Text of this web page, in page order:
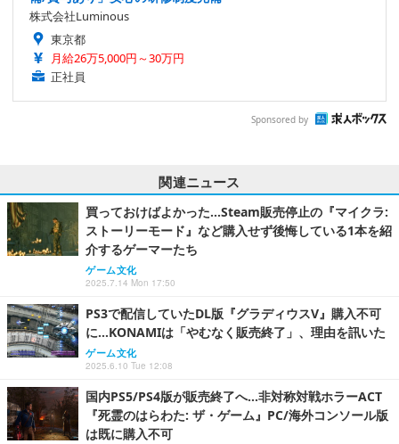
株式会社Luminous
東京都
月給26万5,000円～30万円
正社員
Sponsored by
関連ニュース
買っておけばよかった…Steam販売停止の『マイクラ:
ストーリーモード』など購入せず後悔している1本を紹
介するゲーマーたち
ゲーム文化
2025.7.14 Mon 17:50
PS3で配信していたDL版『グラディウスV』購入不可
に…KONAMIは「やむなく販売終了」、理由を訊いた
ゲーム文化
2025.6.10 Tue 12:08
国内PS5/PS4版が販売終了へ…非対称対戦ホラーACT
『死霊のはらわた: ザ・ゲーム』PC/海外コンソール版
は既に購入不可